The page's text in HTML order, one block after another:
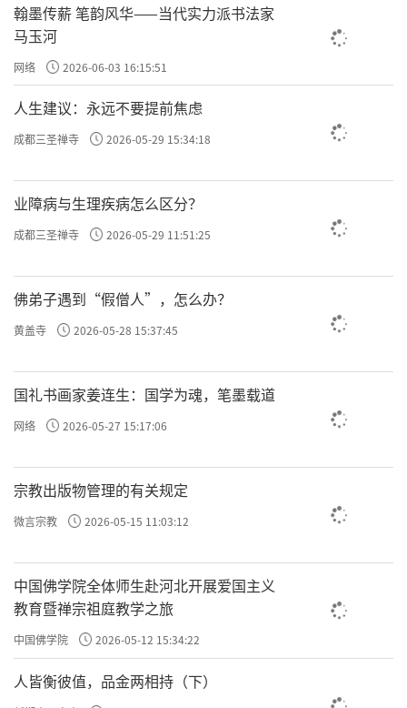
翰墨传薪 笔韵风华——当代实力派书法家
马玉河
网络 2026-06-03 16:15:51
人生建议：永远不要提前焦虑
成都三圣禅寺 2026-05-29 15:34:18
业障病与生理疾病怎么区分？
成都三圣禅寺 2026-05-29 11:51:25
佛弟子遇到“假僧人”，怎么办？
黄盖寺 2026-05-28 15:37:45
国礼书画家姜连生：国学为魂，笔墨载道
网络 2026-05-27 15:17:06
宗教出版物管理的有关规定
微言宗教 2026-05-15 11:03:12
中国佛学院全体师生赴河北开展爱国主义
教育暨禅宗祖庭教学之旅
中国佛学院 2026-05-12 15:34:22
人皆衡彼值，品金两相持（下）